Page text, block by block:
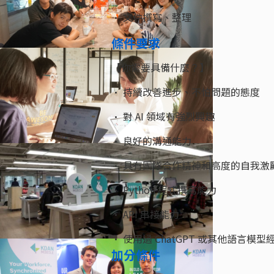
• 文件撰寫、整理
條件要求
【你需要具備什麼？】
• 持續改善進步、不怕問題的態度
• 對 AI 領域有強烈興趣
• 良好的溝通能力
• 具有團隊合作精神和高度的自我激
• Python 程式撰寫能力
• API 串接能力
• 使用過 ChatGPT 或其他語言模型
加分條件